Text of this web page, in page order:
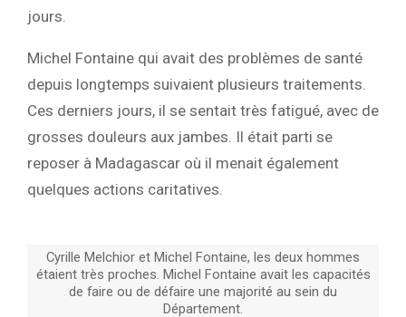
jours.
Michel Fontaine qui avait des problèmes de santé
depuis longtemps suivaient plusieurs traitements.
Ces derniers jours, il se sentait très fatigué, avec de
grosses douleurs aux jambes. Il était parti se
reposer à Madagascar où il menait également
quelques actions caritatives.
Cyrille Melchior et Michel Fontaine, les deux hommes
étaient très proches. Michel Fontaine avait les capacités
de faire ou de défaire une majorité au sein du
Département.